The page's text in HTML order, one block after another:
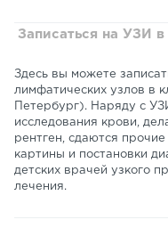
Записаться на УЗИ
Здесь вы можете
лимфатических узлов в
Петербург). Наряду с
исследования крови,
рентген, сдаются
картины и постановки
детских врачей узкого
лечения.